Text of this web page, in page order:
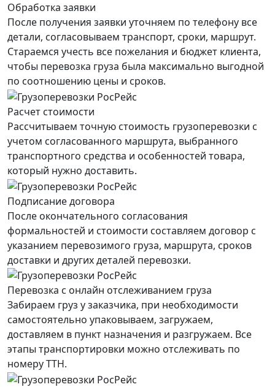
Обработка заявки
После получения заявки уточняем по телефону все
детали, согласовываем транспорт, сроки, маршрут.
Стараемся учесть все пожелания и бюджет клиента,
чтобы перевозка груза была максимально выгодной
по соотношению цены и сроков.
Расчет стоимости
Рассчитываем точную стоимость грузоперевозки с
учетом согласованного маршрута, выбранного
транспортного средства и особенностей товара,
который нужно доставить.
Подписание договора
После окончательного согласования
формальностей и стоимости составляем договор с
указанием перевозимого груза, маршрута, сроков
доставки и других деталей перевозки.
Перевозка с онлайн отслеживанием груза
Забираем груз у заказчика, при необходимости
самостоятельно упаковываем, загружаем,
доставляем в пункт назначения и разгружаем. Все
этапы транспортировки можно отслеживать по
номеру ТТН.